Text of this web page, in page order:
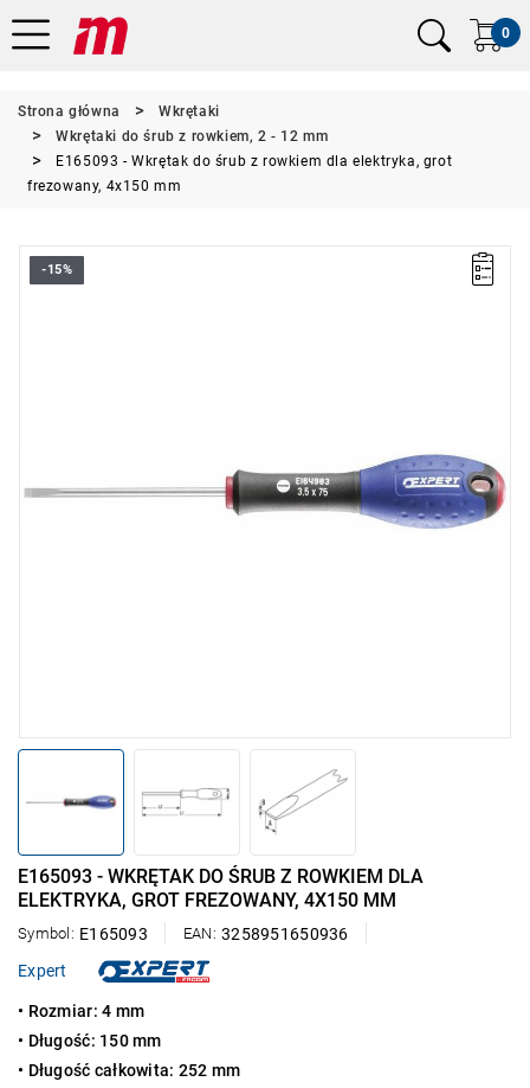
0
Strona główna
Wkrętaki
Wkrętaki do śrub z rowkiem, 2 - 12 mm
E165093 - Wkrętak do śrub z rowkiem dla elektryka, grot
frezowany, 4x150 mm
-15%
E165093 - WKRĘTAK DO ŚRUB Z ROWKIEM DLA
ELEKTRYKA, GROT FREZOWANY, 4X150 MM
Symbol: E165093 EAN: 3258951650936
Expert
• Rozmiar: 4 mm
• Długość: 150 mm
• Długość całkowita: 252 mm